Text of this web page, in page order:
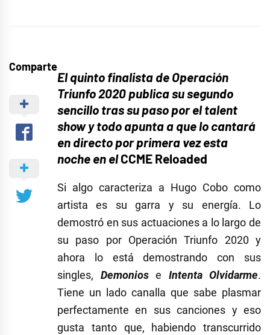
Comparte
El quinto finalista de Operación
Triunfo 2020 publica su segundo
sencillo tras su paso por el talent
show y todo apunta a que lo cantará
en directo por primera vez esta
noche en elCCME Reloaded
Si algo caracteriza a Hugo Cobo como
artista es su garra y su energía. Lo
demostró en sus actuaciones a lo largo de
su paso por Operación Triunfo 2020 y
ahora lo está demostrando con sus
singles, Demoniose Intenta Olvidarme.
Tiene un lado canalla que sabe plasmar
perfectamente en sus canciones y eso
gusta tanto que, habiendo transcurrido